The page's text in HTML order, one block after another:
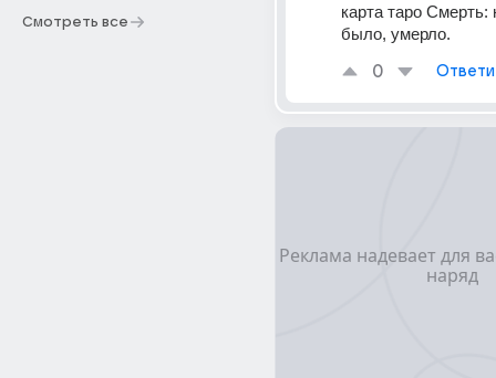
Смотреть все
карта таро Смерть:
было, умерло.
0